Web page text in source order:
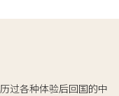
过各种体验后回国的中